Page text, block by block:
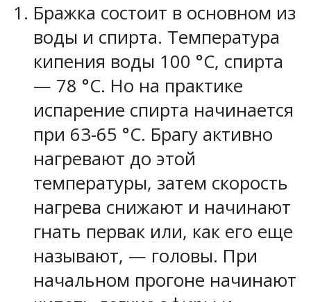
Бражка состоит в основном из
воды и спирта. Температура
кипения воды 100 °C, спирта
— 78 °C. Но на практике
испарение спирта начинается
при 63-65 °C. Брагу активно
нагревают до этой
температуры, затем скорость
нагрева снижают и начинают
гнать первак или, как его еще
называют, — головы. При
начальном прогоне начинают